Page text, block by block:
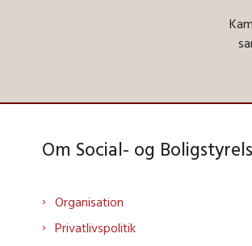
Om Social- og
Organisation
Privatlivspolitik